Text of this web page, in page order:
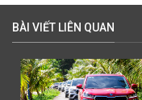
BÀI VIẾT LIÊN QUAN